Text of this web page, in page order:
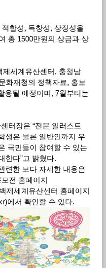
합성, 독창성, 상징성을
총 1500만원의 상금과 상
제세계유산센터, 충청남
화재청의 정책자료, 홍보
용될 예정이며, 7월부터는
터장은 “전문 일러스트
생은 물론 일반인까지 우
국민들이 참여할 수 있는
한다”고 밝혔다.
련한 보다 자세한 내용은
전 홈페이지
제세계유산센터 홈페이지
에서 확인할 수 있다.